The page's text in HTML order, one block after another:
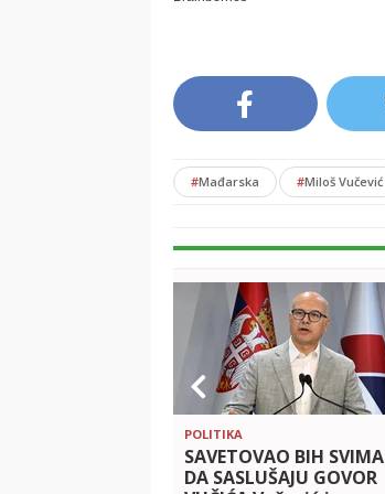
#Mađarska #Miloš Vučević
POLITIKA
SAVETOVAO BIH SVIMA
DA SASLUŠAJU GOVOR